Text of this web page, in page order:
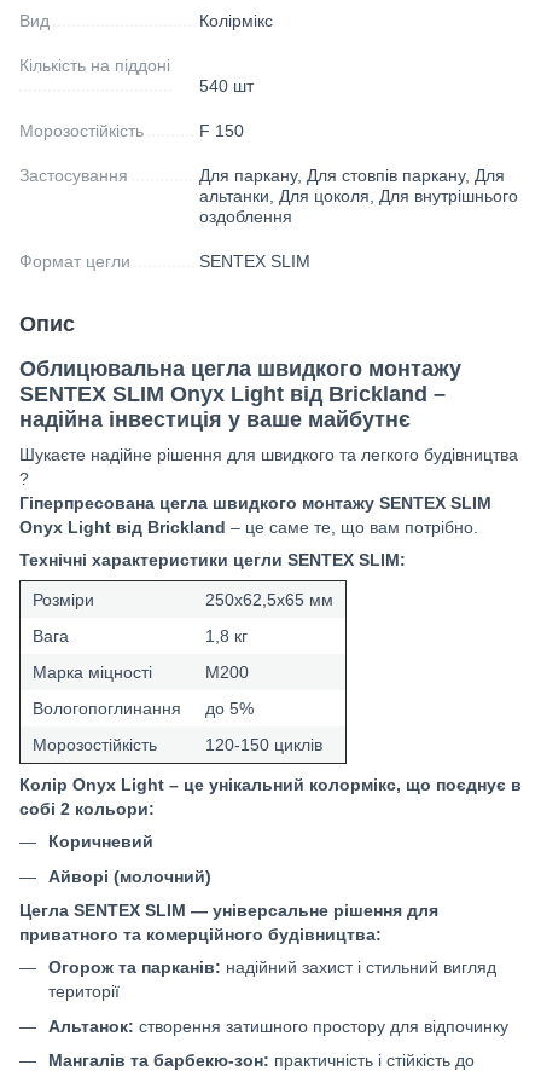
Вид Колірмікс
Кількість на піддоні
540 шт
Морозостійкість F 150
Застосування
Для паркану, Для стовпів паркану, Для
альтанки, Для цоколя, Для внутрішнього
оздоблення
Формат цегли SENTEX SLIM
Опис
Облицювальна цегла швидкого монтажу
SENTEX SLIM Onyx Light від Brickland –
надійна інвестиція у ваше майбутнє
Шукаєте надійне рішення для швидкого та легкого будівництва
?
Гіперпресована цегла швидкого монтажу SENTEX SLIM
Onyx Light від Brickland – це саме те, що вам потрібно.
Технічні характеристики цегли SENTEX SLIM:
Розміри
250х62,5х65 мм
Вага
1,8 кг
Марка міцності
М200
Вологопоглинання
до 5%
Морозостійкість
120-150 циклів
Колір Onyx Light – це унікальний колормікс, що поєднує в
собі 2 кольори:
Коричневий
Айворі (молочний)
Цегла SENTEX SLIM — універсальне рішення для
приватного та комерційного будівництва:
Огорож та парканів: надійний захист і стильний вигляд
території
Альтанок: створення затишного простору для відпочинку
Мангалів та барбекю-зон: практичність і стійкість до